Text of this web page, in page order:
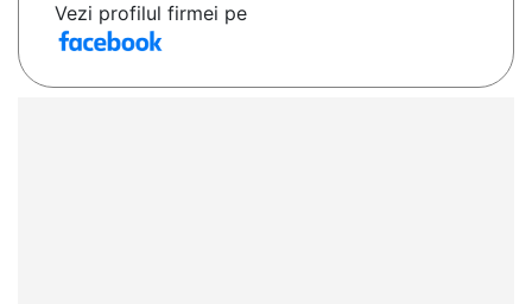
Vezi profilul firmei pe